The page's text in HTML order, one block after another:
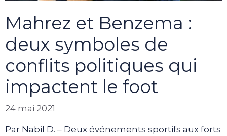
Mahrez et Benzema :
deux symboles de
conflits politiques qui
impactent le foot
24 mai 2021
Par Nabil D. – Deux événements sportifs aux forts